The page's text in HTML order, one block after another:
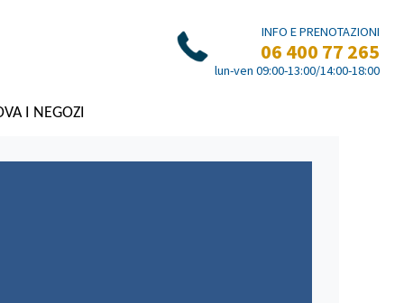
INFO E PRENOTAZIONI
06 400 77 265
lun-ven 09:00-13:00/14:00-18:00
I NEGOZI